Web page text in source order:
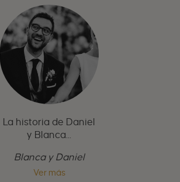
La historia de Daniel
y Blanca...
Blanca y Daniel
Ver más